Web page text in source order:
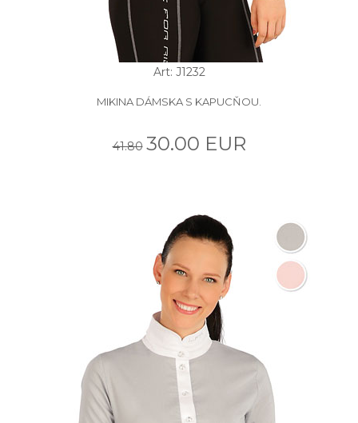
Art: J1232
MIKINA DÁMSKA S KAPUCŇOU.
41.80 30.00 EUR